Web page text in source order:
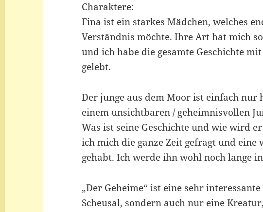
Charaktere:
Fina ist ein starkes Mädchen, welches
Verständnis möchte. Ihre Art hat mich
und ich habe die gesamte Geschichte
gelebt.
Der junge aus dem Moor ist einfach nur
einem unsichtbaren / geheimnisvollen
Was ist seine Geschichte und wie wird
ich mich die ganze Zeit gefragt und
gehabt. Ich werde ihn wohl noch lange
„Der Geheime“ ist eine sehr
Scheusal, sondern auch nur eine